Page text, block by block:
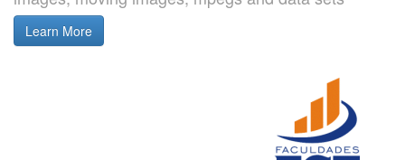
Learn More